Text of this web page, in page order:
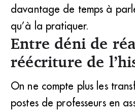
davantage de temps à
qu’à la pratiquer.
Entre déni de
réécriture de
On ne compte plus les
postes de professeurs en